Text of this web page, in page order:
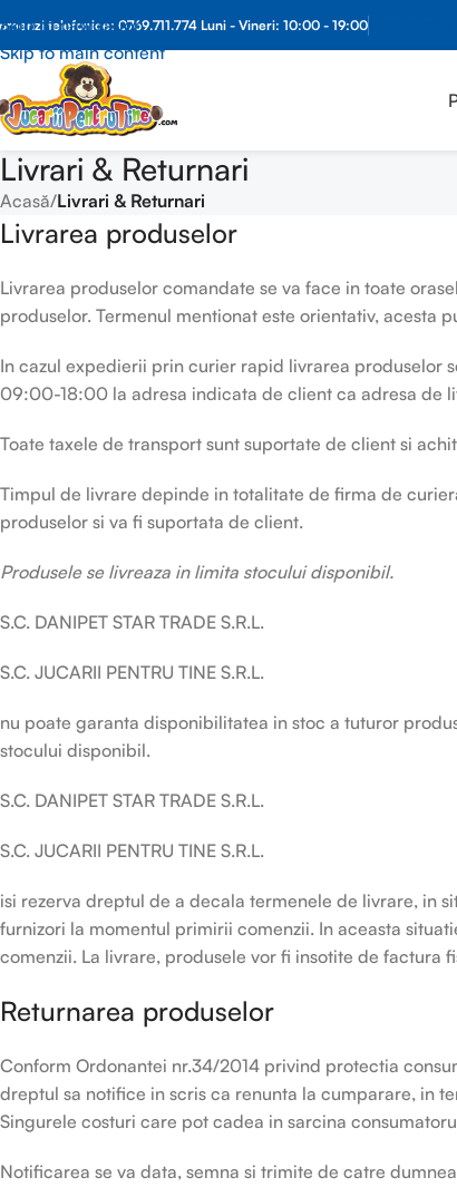
Skip to navigation
Skip to main content
telefonice: 0769.711.774 Luni - Vineri: 10:00 - 19:00
Livrari & Returnari
Acasă/Livrari & Returnari
Livrarea produselor
Livrarea produselor comandate se va face in toate
produselor. Termenul mentionat este orientativ, acesta
In cazul expedierii prin curier rapid livrarea produselor
09:00-18:00 la adresa indicata de client ca adresa de
Toate taxele de transport sunt suportate de client si
Timpul de livrare depinde in totalitate de firma de
produselor si va fi suportata de client.
Produsele se livreaza in limita stocului disponibil.
S.C. DANIPET STAR TRADE S.R.L.
S.C. JUCARII PENTRU TINE S.R.L.
nu poate garanta disponibilitatea in stoc a tuturor
stocului disponibil.
S.C. DANIPET STAR TRADE S.R.L.
S.C. JUCARII PENTRU TINE S.R.L.
isi rezerva dreptul de a decala termenele de livrare, in
furnizori la momentul primirii comenzii. In aceasta
comenzii. La livrare, produsele vor fi insotite de factura
Returnarea produselor
Conform Ordonantei nr.34/2014 privind protectia
dreptul sa notifice in scris ca renunta la cumparare, in
Singurele costuri care pot cadea in sarcina
Notificarea se va data, semna si trimite de catre